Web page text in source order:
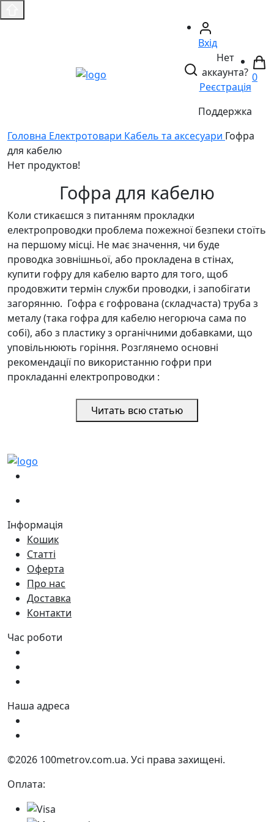
Вхід
Нет
аккаунта?
Реєстрація
Поддержка
0
Головнa Електротовари Кабель та аксесуари Гофра
для кабелю
Нет продуктов!
Гофра для кабелю
Коли стикаєшся з питанням прокладки
електропроводки проблема пожежної безпеки стоїть
на першому місці. Не має значення, чи буде
проводка зовнішньої, або прокладена в стінах,
купити гофру для кабелю варто для того, щоб
продовжити термін служби проводки, і запобігати
загорянню. Гофра є гофрована (складчаста) труба з
металу (така гофра для кабелю негорюча сама по
собі), або з пластику з органічними добавками, що
уповільнюють горіння. Розглянемо основні
рекомендації по використанню гофри при
прокладанні електропроводки :
Читать всю статью
Інформація
Кошик
Статті
Оферта
Про нас
Доставка
Контакти
Час роботи
Наша адреса
©2026 100metrov.com.ua. Усі права захищені.
Оплата: